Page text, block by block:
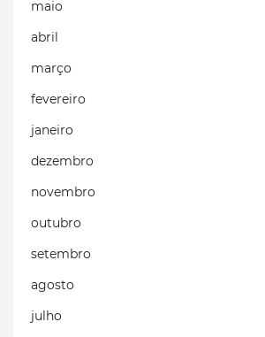
maio
abril
março
fevereiro
janeiro
dezembro
novembro
outubro
setembro
agosto
julho